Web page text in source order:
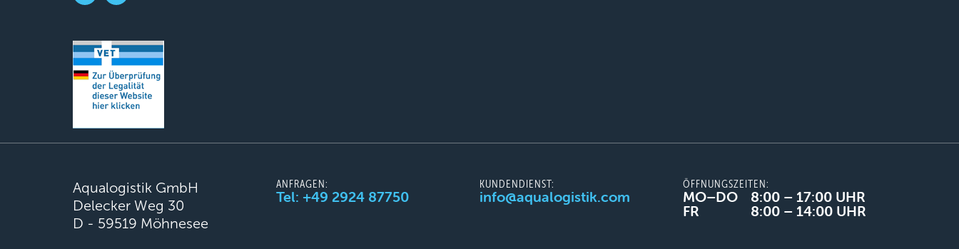
Aqualogistik GmbH
Delecker Weg 30
D - 59519 Möhnesee
ANFRAGEN:
Tel: +49 2924 87750
KUNDENDIENST:
info@aqualogistik.com
ÖFFNUNGSZEITEN:
MO–DO
8:00 – 17:00 UHR
FR
8:00 – 14:00 UHR